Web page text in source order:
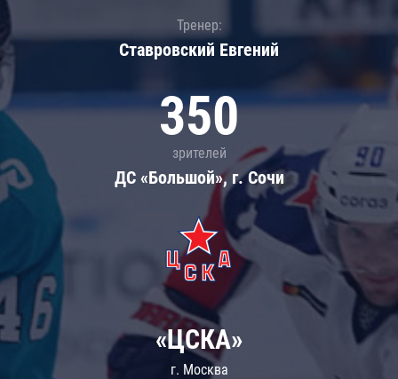
Тренер:
Ставровский Евгений
350
зрителей
ДС «Большой», г. Сочи
«ЦСКА»
г. Москва